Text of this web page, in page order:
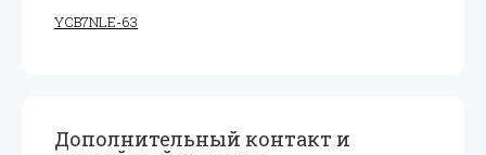
YCB7NLE-63
Дополнительный контакт и